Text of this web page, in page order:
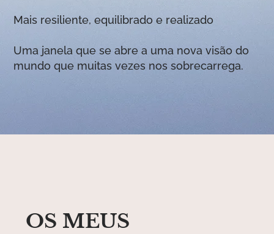
Mais resiliente, equilibrado e realizado
Uma janela que se abre a uma nova visão do
mundo que muitas vezes nos sobrecarrega.
OS MEUS